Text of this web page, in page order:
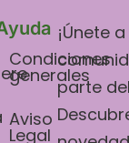
Condiciones
generales
Aviso
Legal​
¡Únete
parte